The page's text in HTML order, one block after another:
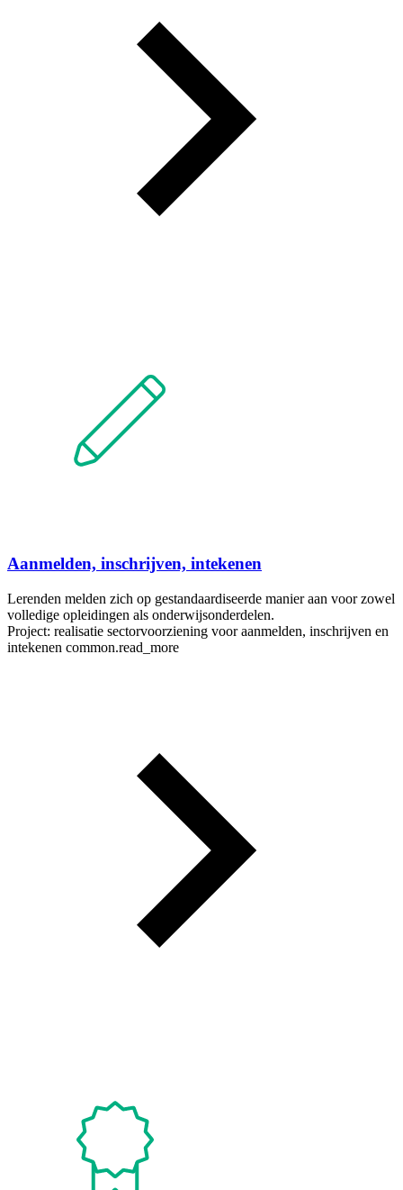
Aanmelden, inschrijven, intekenen
Lerenden melden zich op gestandaardiseerde manier aan voor zowel
volledige opleidingen als onderwijsonderdelen.
Project: realisatie sectorvoorziening voor aanmelden, inschrijven en
intekenen common.read_more